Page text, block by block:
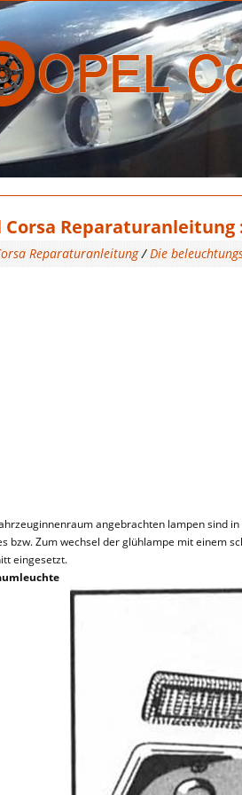
Corsa
Reparaturanleitung/Die
angebrachten lampen sind
bzw. Zum wechsel der glühlampe mit einem
eingesetzt.